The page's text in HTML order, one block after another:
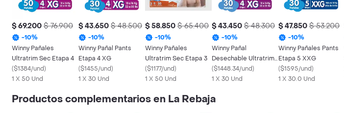
$ 69.200 $ 76.900
-10%
Winny Pañales
Ultratrim Sec Etapa 4
($1384/und)
1 X 50 Und
$ 43.650 $ 48.500
-10%
Winny Pañal Pants
Etapa 4 XG
($1455/und)
1 X 30 Und
$ 58.850 $ 65.400
-10%
Winny Pañales
Ultratrim Sec Etapa 3
($1177/und)
1 X 50 Und
$ 43.450 $ 48.300
-10%
Winny Pañal
Desechable Ultratrim
Sec Etapa 4 XG
($1448.34/und)
1 X 30 Und
$ 47.850 $ 53.200
-10%
Winny Pañales Pants
Etapa 5 XXG
($1595/und)
1 X 30.0 Und
Productos complementarios en La Rebaja